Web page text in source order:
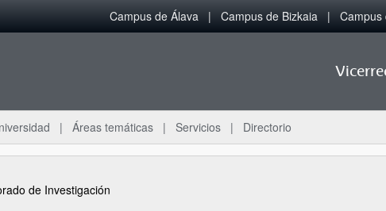
Campus de Álava Campus de Bizkaia Campus
Áreas temáticas Servicios Directorio
de Investigación